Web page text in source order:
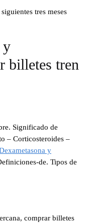
tres meses
y
billetes tren
Significado de
– Corticosteroides –
y
de. Tipos de
comprar billetes